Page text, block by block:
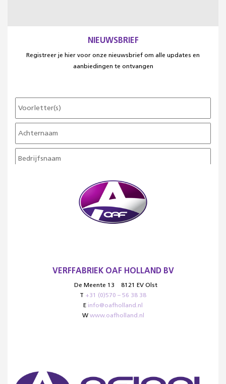
NIEUWSBRIEF
Registreer je hier voor onze nieuwsbrief om alle updates en
aanbiedingen te ontvangen
VERFFABRIEK OAF HOLLAND BV
De Meente 13
8121 EV Olst
T +31 (0)570 – 56 38 38
E info@oafholland.nl
W www.oafholland.nl